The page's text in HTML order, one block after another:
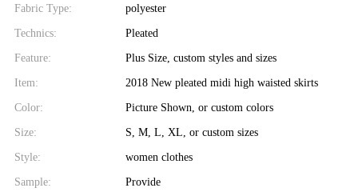
Fabric Type: polyester
Technics: Pleated
Feature: Plus Size, custom styles and sizes
Item: 2018 New pleated midi high waisted skirts
Color: Picture Shown, or custom colors
Size: S, M, L, XL, or custom sizes
Style: women clothes
Sample: Provide